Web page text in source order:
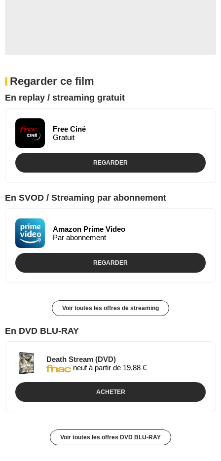
Regarder ce film
En replay / streaming gratuit
Free Ciné
Gratuit
REGARDER
En SVOD / Streaming par abonnement
Amazon Prime Video
Par abonnement
REGARDER
Voir toutes les offres de streaming
En DVD BLU-RAY
Death Stream (DVD)
neuf à partir de 19,88 €
ACHETER
Voir toutes les offres DVD BLU-RAY